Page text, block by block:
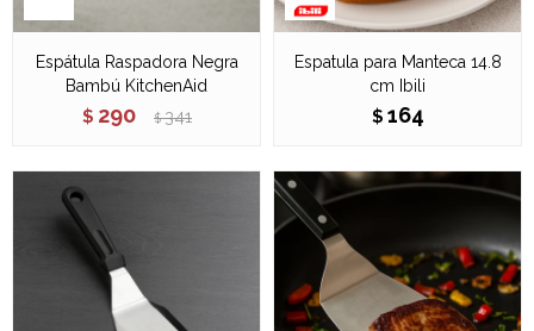
Espátula Raspadora Negra
Bambú KitchenAid
$ 290 $ 341
Espatula para Manteca 14.8
cm Ibili
$ 164